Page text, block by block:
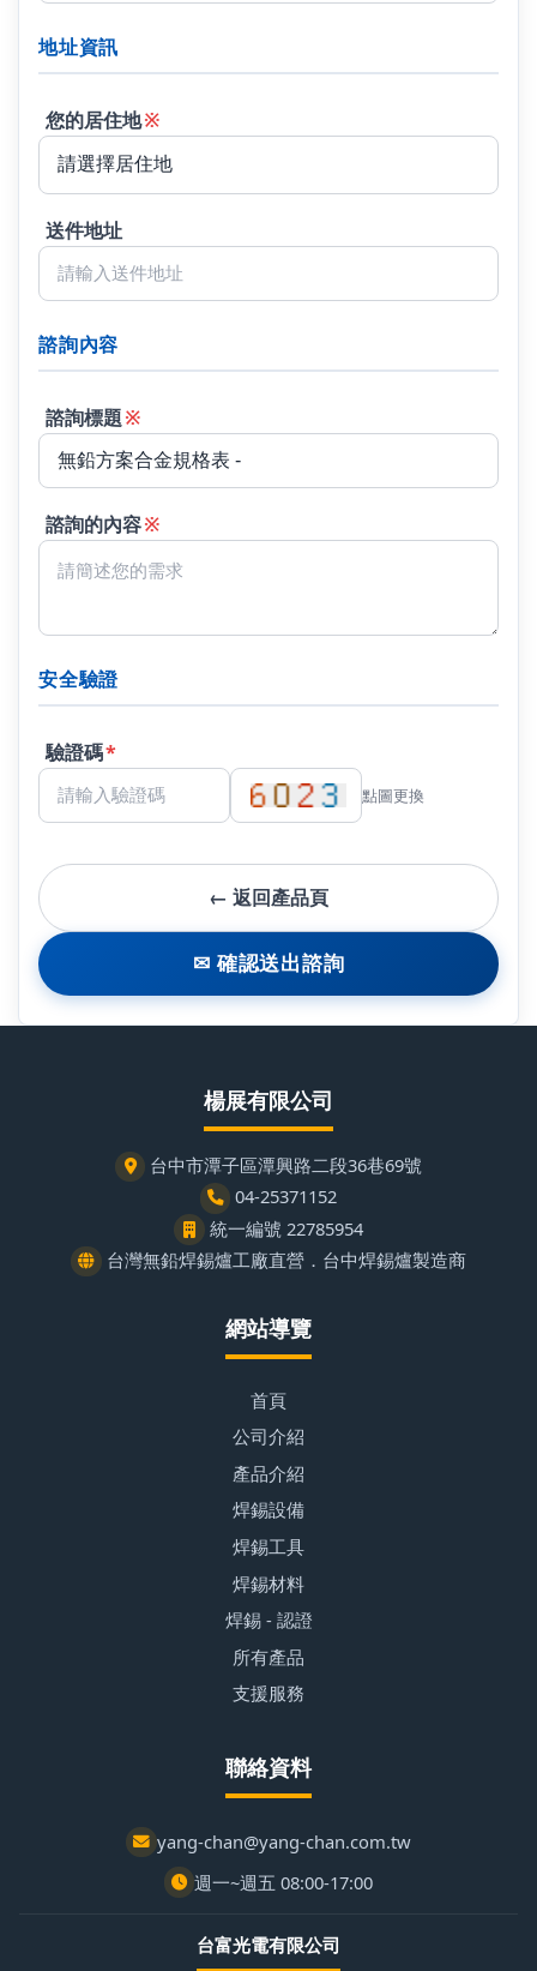
地址資訊
您的居住地※
送件地址
諮詢內容
諮詢標題※
諮詢的內容※
安全驗證
驗證碼*
點圖更換
← 返回產品頁
✉ 確認送出諮詢
楊展有限公司
台中市潭子區潭興路二段36巷69號
04-25371152
統一編號 22785954
台灣無鉛焊錫爐工廠直營．台中焊錫爐製造商
網站導覽
首頁
公司介紹
產品介紹
焊錫設備
焊錫工具
焊錫材料
焊錫 - 認證
所有產品
支援服務
聯絡資料
yang-chan@yang-chan.com.tw
週一~週五 08:00-17:00
台富光電有限公司